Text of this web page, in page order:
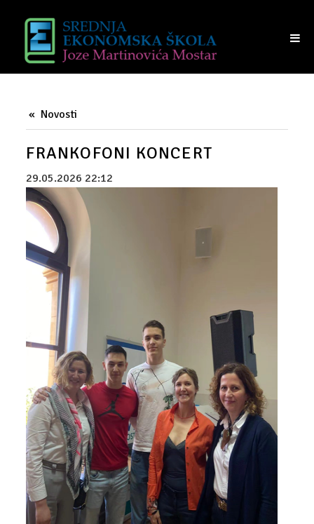
Novosti
FRANKOFONI KONCERT
29.05.2026 22:12
UČENICI
VIJEĆE UČENIKA
RODITELJI
PRIJAM RODITELJA
RAZREDI I RAZREDNICI
VIJEĆE RODITELJA
IZVANREDNI POLAZNICI
ZANIMANJA
DIGITALNI MARKETING
EKONOMIST
POSLOVNA INFORMATIKA
KOMERCIJALIST
UPRAVNI REFERENT